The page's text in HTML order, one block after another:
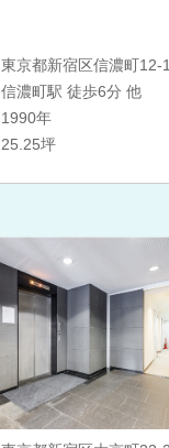
東京都新宿区信濃町12-1
信濃町駅 徒歩6分 他
1990年
25.25坪